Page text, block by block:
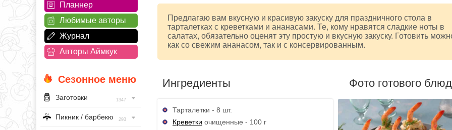
Планнер
Любимые авторы
Журнал
Авторы Аймкук
Сезонное меню
Заготовки 1347
Пикник / барбекю 293
Предлагаю вам вкусную и красивую закуску для праздничного стола в
тарталетках с креветками и ананасами. Те, кому нравятся сладкие ноты в
салатах, обязательно оценят эту простую и вкусную закуску. Готовить
как со свежим ананасом, так и с консервированным.
Ингредиенты
Тарталетки - 8 шт.
Креветки очищенные - 100 г
Фото готового